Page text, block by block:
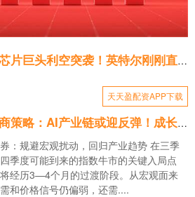
天天盈配资APP下载 芯片巨头利空突袭！英特尔刚刚直线大跳水！
天天盈配资APP下载
驷裕配资平台 十大券商策略：AI产业链或迎反弹！成长科技是否迎来新一轮行情？
：规避宏观扰动，回归产业趋势 在三季
季度可能到来的指数牛市的关键入局点
经历3—4个月的过渡阶段。从宏观面来
和价格信号仍偏弱，还需....